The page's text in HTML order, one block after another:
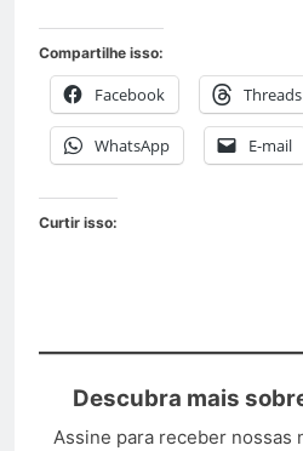
Compartilhe isso:
Facebook Threads
WhatsApp E-mail
Curtir isso:
Descubra mais
Assine para receber nossas